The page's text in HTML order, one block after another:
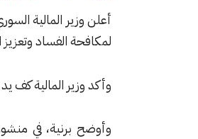
أعلن وزير المالية
لمكافحة الفساد
وأكد وزير المالية كف يد 36 عاملاً وإحالتهم إلى التحقيق وفق الأصول القانونية.
وأوضح برنية، في